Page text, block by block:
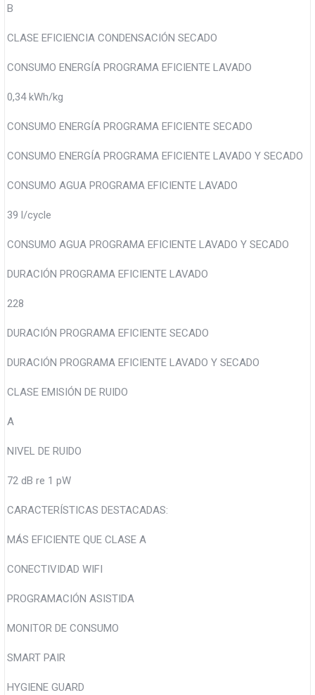
B
CLASE EFICIENCIA CONDENSACIÓN SECADO
CONSUMO ENERGÍA PROGRAMA EFICIENTE LAVADO
0,34 kWh/kg
CONSUMO ENERGÍA PROGRAMA EFICIENTE SECADO
CONSUMO ENERGÍA PROGRAMA EFICIENTE LAVADO Y SECADO
CONSUMO AGUA PROGRAMA EFICIENTE LAVADO
39 l/cycle
CONSUMO AGUA PROGRAMA EFICIENTE LAVADO Y SECADO
DURACIÓN PROGRAMA EFICIENTE LAVADO
228
DURACIÓN PROGRAMA EFICIENTE SECADO
DURACIÓN PROGRAMA EFICIENTE LAVADO Y SECADO
CLASE EMISIÓN DE RUIDO
A
NIVEL DE RUIDO
72 dB re 1 pW
CARACTERÍSTICAS DESTACADAS:
MÁS EFICIENTE QUE CLASE A
CONECTIVIDAD WIFI
PROGRAMACIÓN ASISTIDA
MONITOR DE CONSUMO
SMART PAIR
HYGIENE GUARD